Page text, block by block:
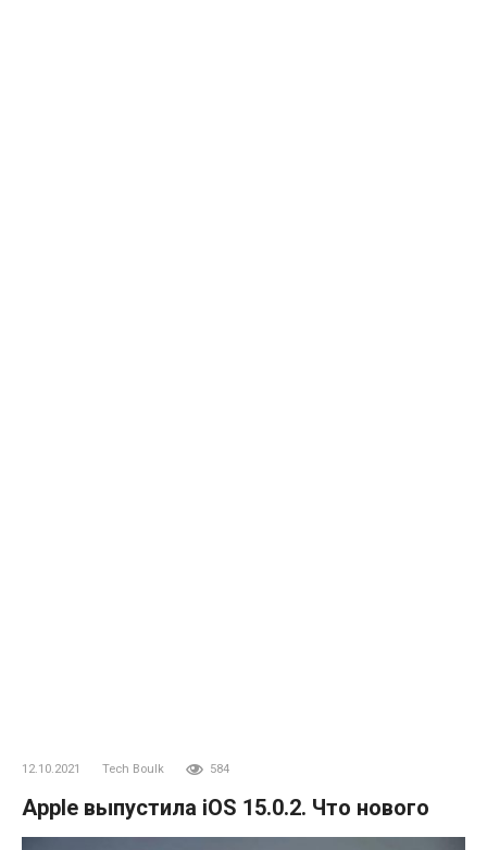
12.10.2021 Tech Boulk 584
Apple выпустила iOS 15.0.2. Что нового